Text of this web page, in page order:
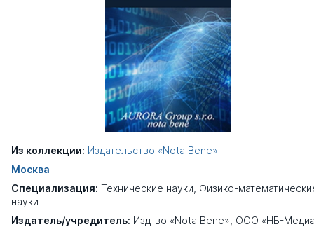
Из коллекции: Издательство «Nota Bene»
Москва
Специализация: Технические науки Физико-
науки
Издатель/учредитель: Изд-во «Nota Bene», ООО «НБ-